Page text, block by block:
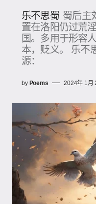
乐不思蜀 蜀后主
置在洛阳仍过荒
国。多用于形容
本，贬义。 乐不
源：
by Poems 2024年 1月